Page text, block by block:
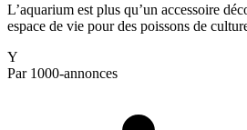
L’aquarium est plus qu’un accessoire
espace de vie pour des poissons de
Y
Par 1000-annonces